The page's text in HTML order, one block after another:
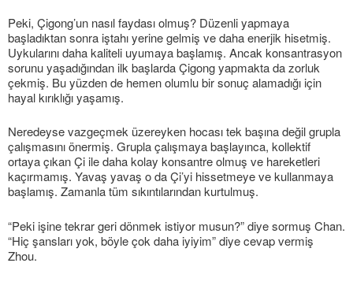
Peki, Çigong’un nasıl faydası olmuş? Düzenli yapmaya
başladıktan sonra iştahı yerine gelmiş ve daha enerjik hisetmiş.
Uykularını daha kaliteli uyumaya başlamış. Ancak konsantrasyon
sorunu yaşadığından ilk başlarda Çigong yapmakta da zorluk
çekmiş. Bu yüzden de hemen olumlu bir sonuç alamadığı için
hayal kırıklığı yaşamış.
Neredeyse vazgeçmek üzereyken hocası tek başına değil grupla
çalışmasını önermiş. Grupla çalışmaya başlayınca, kollektif
ortaya çıkan Çi ile daha kolay konsantre olmuş ve hareketleri
kaçırmamış. Yavaş yavaş o da Çi’yi hissetmeye ve kullanmaya
başlamış. Zamanla tüm sıkıntılarından kurtulmuş.
“Peki işine tekrar geri dönmek istiyor musun?” diye sormuş Chan.
“Hiç şansları yok, böyle çok daha iyiyim” diye cevap vermiş
Zhou.